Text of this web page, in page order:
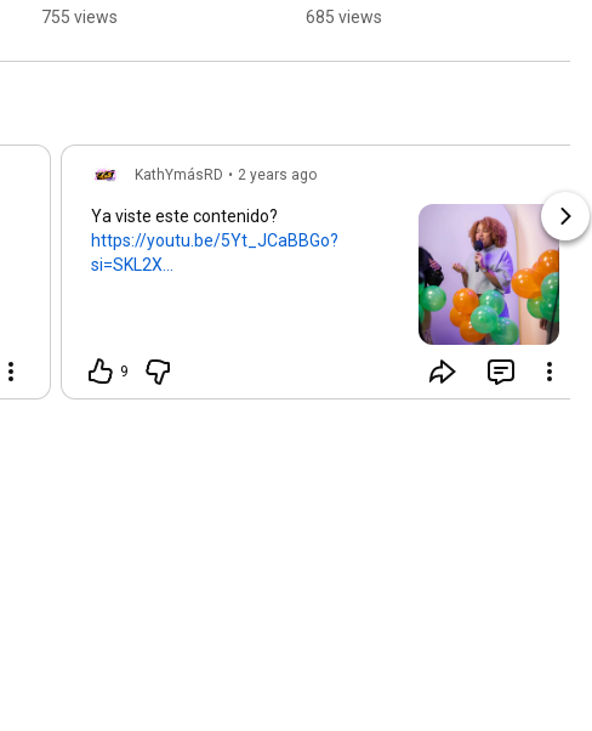
Premios Soberano?
#premios #rd #tv
755 views
#aventura #rafting
685 views
KathYmásRD • 2 years ago
Ya viste este contenido?
https://youtu.be/5Yt_JCaBBGo?
si=SKL2X...
9